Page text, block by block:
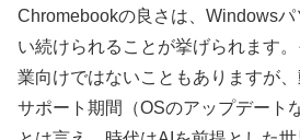
Chromebookの良さは、Windows
い続けられることが挙げられます
業向けではないこともありますが、
サポート期間（OSのアップデート